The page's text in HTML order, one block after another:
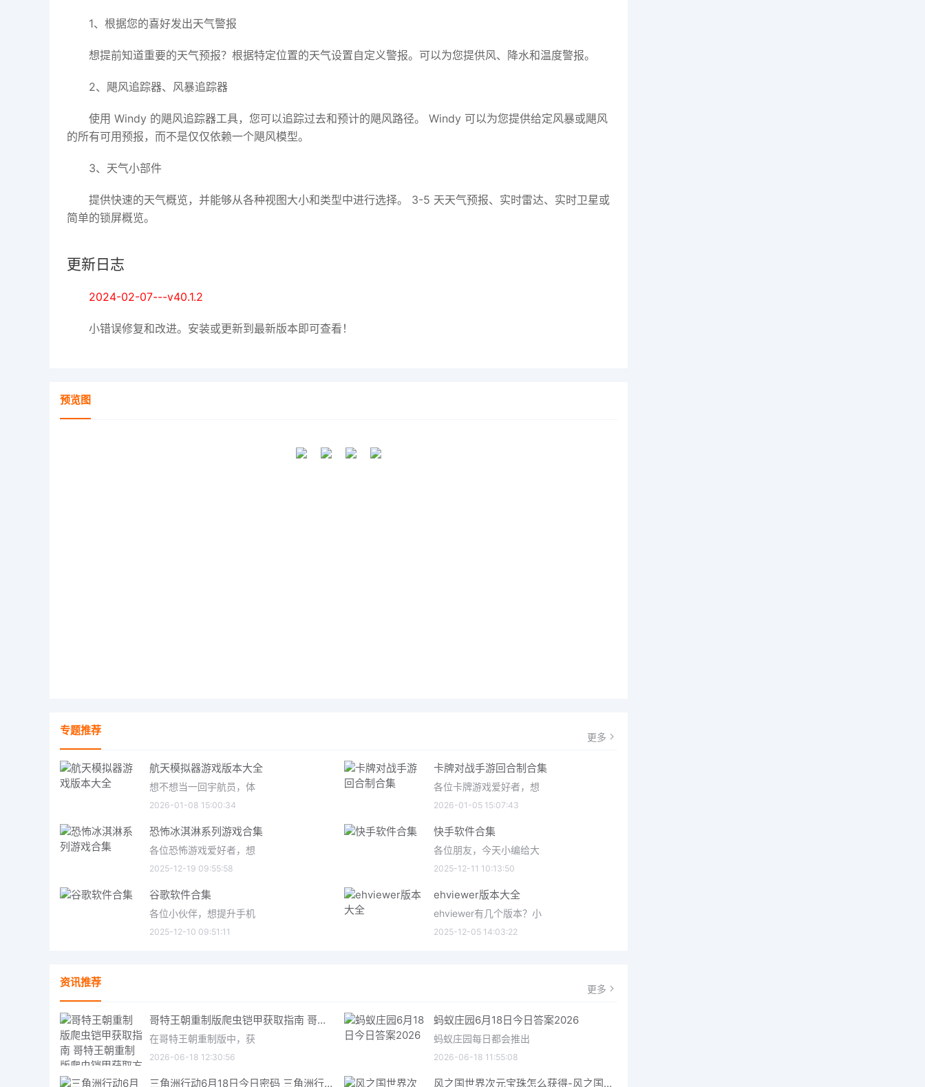
1、根据您的喜好发出天气警报
想提前知道重要的天气预报？根据特定位置的天气设置自定义警报。可以为您提供风、降水和温度警报。
2、飓风追踪器、风暴追踪器
使用 Windy 的飓风追踪器工具，您可以追踪过去和预计的飓风路径。 Windy 可以为您提供给定风暴或飓风
的所有可用预报，而不是仅仅依赖一个飓风模型。
3、天气小部件
提供快速的天气概览，并能够从各种视图大小和类型中进行选择。 3-5 天天气预报、实时雷达、实时卫星或
简单的锁屏概览。
更新日志
2024-02-07---v40.1.2
小错误修复和改进。安装或更新到最新版本即可查看！
预览图
专题推荐 更多
航天模拟器游戏版本大全
想不想当一回宇航员，体
2026-01-08 15:00:34
卡牌对战手游回合制合集
各位卡牌游戏爱好者，想
2026-01-05 15:07:43
恐怖冰淇淋系列游戏合集
各位恐怖游戏爱好者，想
2025-12-19 09:55:58
快手软件合集
各位朋友，今天小编给大
2025-12-11 10:13:50
谷歌软件合集
各位小伙伴，想提升手机
2025-12-10 09:51:11
ehviewer版本大全
ehviewer有几个版本？小
2025-12-05 14:03:22
资讯推荐 更多
哥特王朝重制版爬虫铠甲获取指南 哥特王朝重制版爬虫铠甲获取方法
在哥特王朝重制版中，获
2026-06-18 12:30:56
蚂蚁庄园6月18日今日答案2026
蚂蚁庄园每日都会推出
2026-06-18 11:55:08
三角洲行动6月18日今日密码 三角洲行动2026年6月18今日摩斯密码分享 风之国世界次元宝珠怎么获得-风之国世界次元宝珠获取方法介绍